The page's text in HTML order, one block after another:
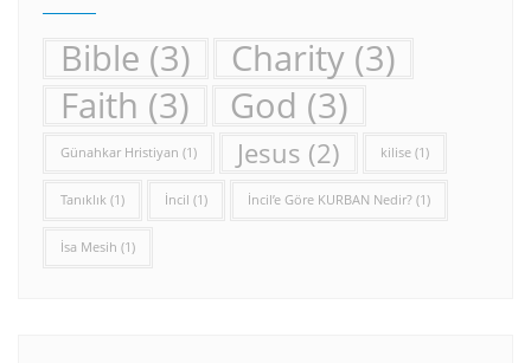
Bible (3) Charity (3)
Faith (3) God (3)
Günahkar Hristiyan (1) Jesus (2) kilise (1)
Tanıklık (1) İncil (1) İncil’e Göre KURBAN Nedir? (1)
İsa Mesih (1)